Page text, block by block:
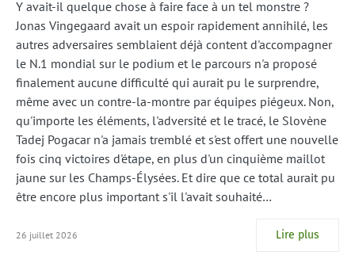
Y avait-il quelque chose à faire face à un tel monstre ?
Jonas Vingegaard avait un espoir rapidement annihilé, les
autres adversaires semblaient déjà content d'accompagner
le N.1 mondial sur le podium et le parcours n'a proposé
finalement aucune difficulté qui aurait pu le surprendre,
même avec un contre-la-montre par équipes piégeux. Non,
qu'importe les éléments, l'adversité et le tracé, le Slovène
Tadej Pogacar n'a jamais tremblé et s'est offert une nouvelle
fois cinq victoires d'étape, en plus d'un cinquième maillot
jaune sur les Champs-Élysées. Et dire que ce total aurait pu
être encore plus important s'il l'avait souhaité…
26 juillet 2026 Lire plus